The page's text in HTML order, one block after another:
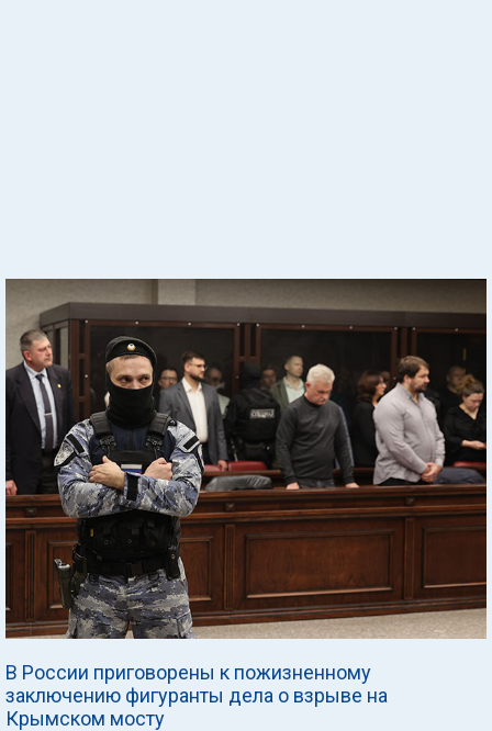
В России приговорены к пожизненному
заключению фигуранты дела о взрыве на
Крымском мосту